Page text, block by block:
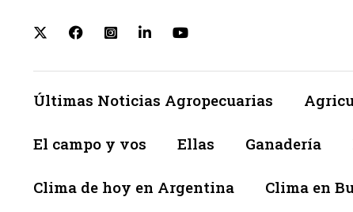
Últimas Noticias Agropecuarias
El campo y vos Ellas Ganadería
Clima de hoy en Argentina Clima en